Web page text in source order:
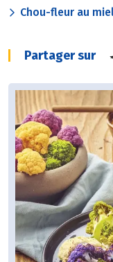
Chou-fleur au
Partager sur